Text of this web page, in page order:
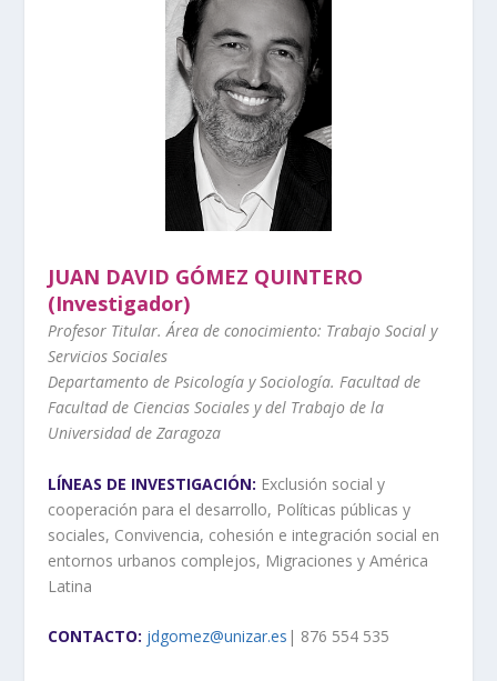
JUAN DAVID GÓMEZ QUINTERO
(Investigador)
Profesor Titular. Área de conocimiento: Trabajo Social y
Servicios Sociales
Departamento de Psicología y Sociología. Facultad de
Facultad de Ciencias Sociales y del Trabajo de la
Universidad de Zaragoza
LÍNEAS DE INVESTIGACIÓN: Exclusión social y
cooperación para el desarrollo, Políticas públicas y
sociales, Convivencia, cohesión e integración social en
entornos urbanos complejos, Migraciones y América
Latina
CONTACTO: jdgomez@unizar.es | 876 554 535